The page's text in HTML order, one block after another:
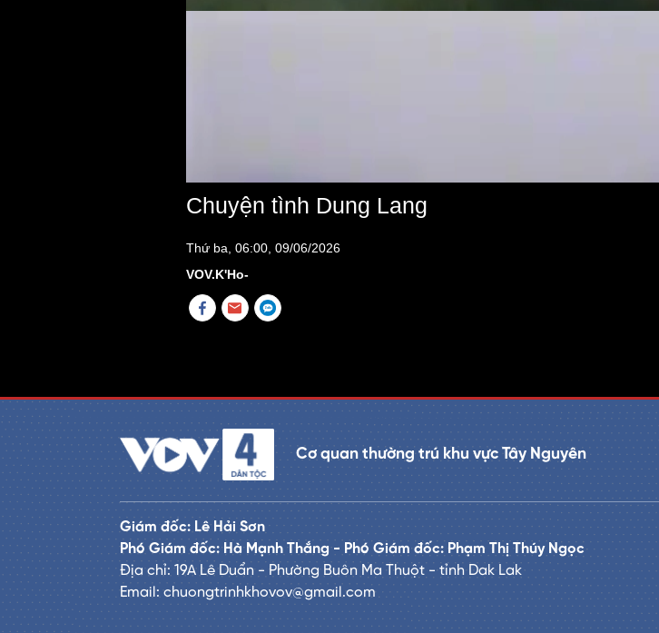
Chuyện tình Dung Lang
Thứ ba, 06:00, 09/06/2026
VOV.K'Ho-
Cơ quan thường trú khu vực Tây Nguyên
Giám đốc: Lê Hải Sơn
Phó Giám đốc: Hà Mạnh Thắng - Phó Giám đốc: Phạm Thị Thúy Ngọc
Địa chỉ: 19A Lê Duẩn - Phường Buôn Ma Thuột - tỉnh Dak Lak
Email: chuongtrinhkhovov@gmail.com